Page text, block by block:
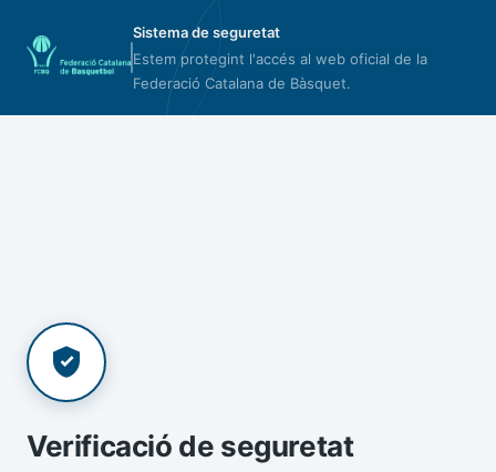
Sistema de seguretat
Estem protegint l'accés al web oficial de la
Federació Catalana de Bàsquet.
Verificació de seguretat